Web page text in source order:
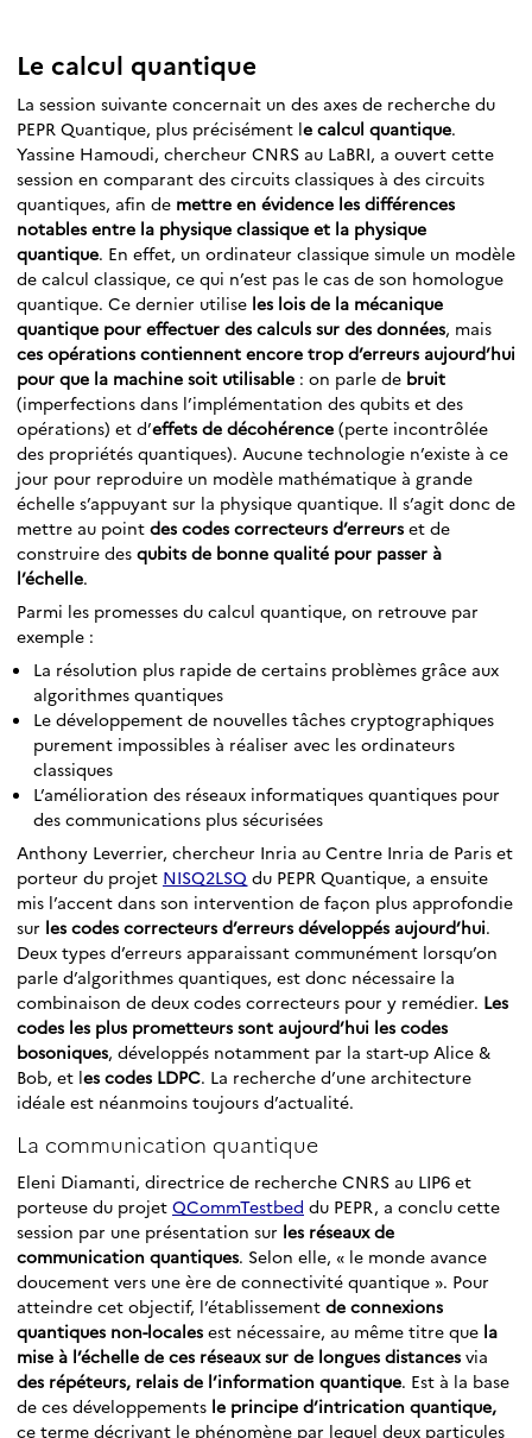
Le calcul quantique
La session suivante concernait un des axes de recherche du
PEPR Quantique, plus précisément le calcul quantique.
Yassine Hamoudi, chercheur CNRS au LaBRI, a ouvert cette
session en comparant des circuits classiques à des circuits
quantiques, afin de mettre en évidence les différences
notables entre la physique classique et la physique
quantique. En effet, un ordinateur classique simule un modèle
de calcul classique, ce qui n’est pas le cas de son homologue
quantique. Ce dernier utilise les lois de la mécanique
quantique pour effectuer des calculs sur des données, mais
ces opérations contiennent encore trop d’erreurs aujourd’hui
pour que la machine soit utilisable : on parle de bruit
(imperfections dans l’implémentation des qubits et des
opérations) et d’effets de décohérence (perte incontrôlée
des propriétés quantiques). Aucune technologie n’existe à ce
jour pour reproduire un modèle mathématique à grande
échelle s’appuyant sur la physique quantique. Il s’agit donc de
mettre au point des codes correcteurs d’erreurs et de
construire des qubits de bonne qualité pour passer à
l’échelle.
Parmi les promesses du calcul quantique, on retrouve par
exemple :
La résolution plus rapide de certains problèmes grâce aux
algorithmes quantiques
Le développement de nouvelles tâches cryptographiques
purement impossibles à réaliser avec les ordinateurs
classiques
L’amélioration des réseaux informatiques quantiques pour
des communications plus sécurisées
Anthony Leverrier, chercheur Inria au Centre Inria de Paris et
porteur du projet NISQ2LSQ du PEPR Quantique, a ensuite
mis l’accent dans son intervention de façon plus approfondie
sur les codes correcteurs d’erreurs développés aujourd’hui.
Deux types d’erreurs apparaissant communément lorsqu’on
parle d’algorithmes quantiques, est donc nécessaire la
combinaison de deux codes correcteurs pour y remédier. Les
codes les plus prometteurs sont aujourd’hui les codes
bosoniques, développés notamment par la start-up Alice &
Bob, et les codes LDPC. La recherche d’une architecture
idéale est néanmoins toujours d’actualité.
La communication quantique
Eleni Diamanti, directrice de recherche CNRS au LIP6 et
porteuse du projet QCommTestbed du PEPR, a conclu cette
session par une présentation sur les réseaux de
communication quantiques. Selon elle, « le monde avance
doucement vers une ère de connectivité quantique ». Pour
atteindre cet objectif, l’établissement de connexions
quantiques non-locales est nécessaire, au même titre que la
mise à l’échelle de ces réseaux sur de longues distances via
des répéteurs, relais de l’information quantique. Est à la base
de ces développements le principe d’intrication quantique,
ce terme décrivant le phénomène par lequel deux particules